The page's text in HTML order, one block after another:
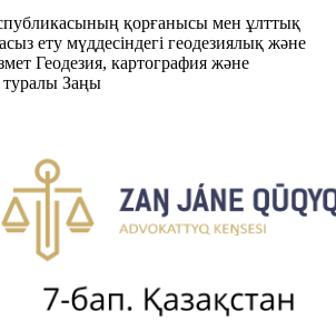
қорғанысы мен ұлттық
ету мүддесіндегі геодезиялық және
Геодезия, картография және
туралы Заңы